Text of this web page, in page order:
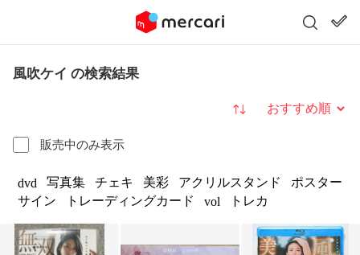
風吹ケイ の検索結果
販売中のみ表示
並び替え
dvd 写真集 チェキ 美彩 アクリルスタンド
ポスター
サイン
トレーディングカード vol トレカ